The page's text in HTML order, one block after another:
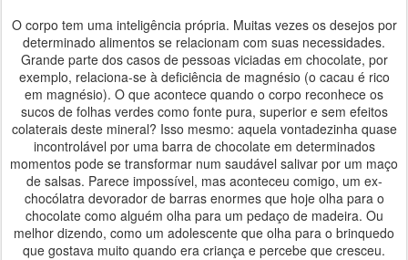
O corpo tem uma inteligência própria. Muitas vezes os desejos por
determinado alimentos se relacionam com suas necessidades.
Grande parte dos casos de pessoas viciadas em chocolate, por
exemplo, relaciona-se à deficiência de magnésio (o cacau é rico
em magnésio). O que acontece quando o corpo reconhece os
sucos de folhas verdes como fonte pura, superior e sem efeitos
colaterais deste mineral? Isso mesmo: aquela vontadezinha quase
incontrolável por uma barra de chocolate em determinados
momentos pode se transformar num saudável salivar por um maço
de salsas. Parece impossível, mas aconteceu comigo, um ex-
chocólatra devorador de barras enormes que hoje olha para o
chocolate como alguém olha para um pedaço de madeira. Ou
melhor dizendo, como um adolescente que olha para o brinquedo
que gostava muito quando era criança e percebe que cresceu.